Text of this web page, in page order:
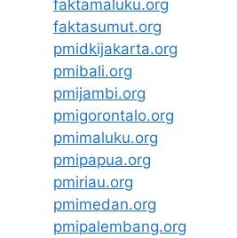
faktamaluku.org
faktasumut.org
pmidkijakarta.org
pmibali.org
pmijambi.org
pmigorontalo.org
pmimaluku.org
pmipapua.org
pmiriau.org
pmimedan.org
pmipalembang.org